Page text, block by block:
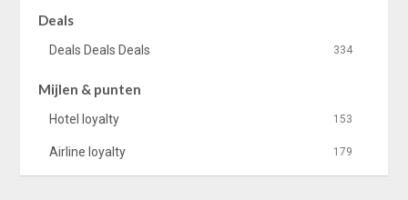
Deals
334
Deals Deals Deals
Mijlen & punten
153
Hotel loyalty
179
Airline loyalty